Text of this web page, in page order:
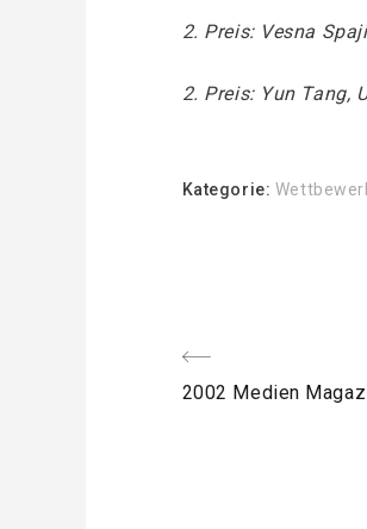
2. Preis: Vesna
2. Preis: Yun Tang,
Kategorie:
voriger
2002 Medien